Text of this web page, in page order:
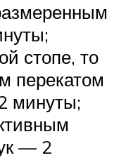
стопе, то
перекатом
минуты;
— 2